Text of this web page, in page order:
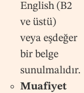
English (B2
ve üstü)
veya eşdeğer
bir belge
sunulmalıdır.
Muafiyet